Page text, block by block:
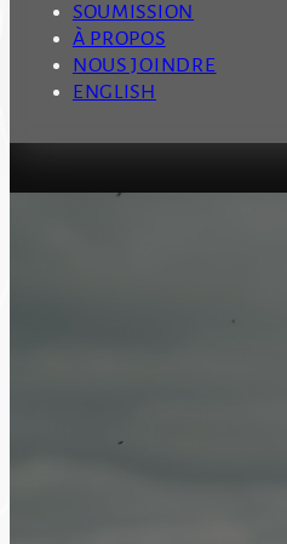
SOUMISSION
À PROPOS
NOUS JOINDRE
ENGLISH